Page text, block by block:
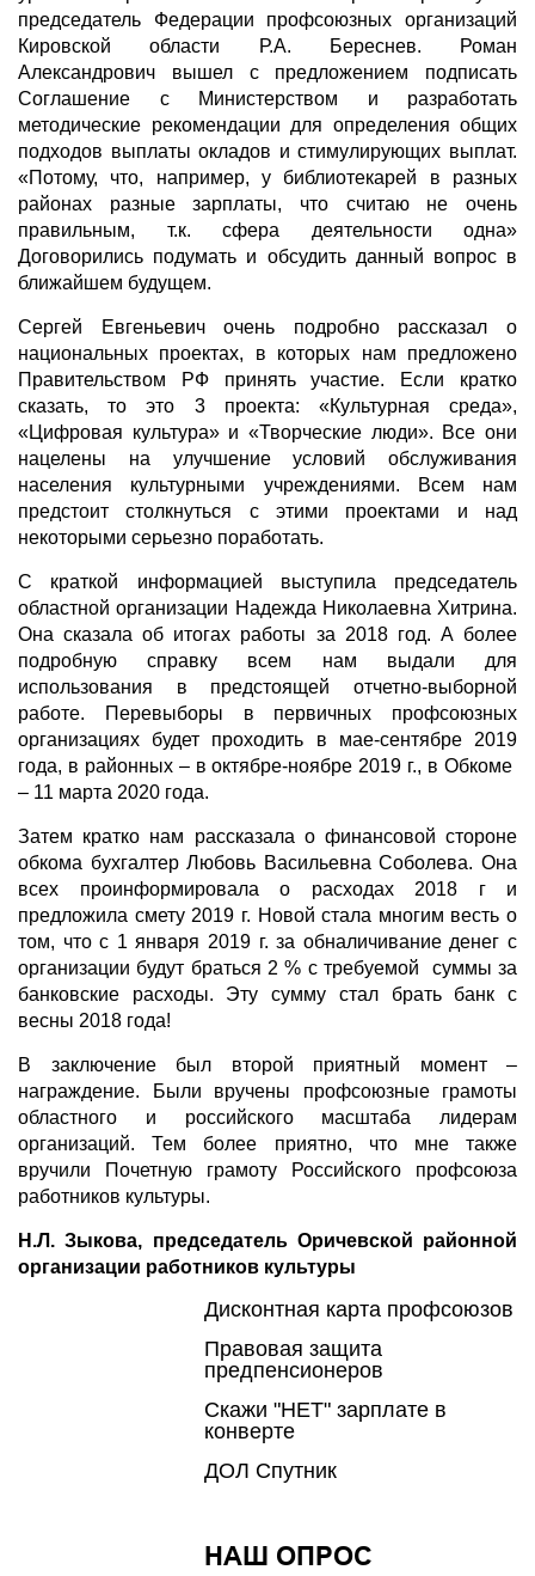
председатель Федерации профсоюзных организаций
Кировской области Р.А. Береснев. Роман
Александрович вышел с предложением подписать
Соглашение с Министерством и разработать
методические рекомендации для определения общих
подходов выплаты окладов и стимулирующих выплат.
«Потому, что, например, у библиотекарей в разных
районах разные зарплаты, что считаю не очень
правильным, т.к. сфера деятельности одна»
Договорились подумать и обсудить данный вопрос в
ближайшем будущем.
Сергей Евгеньевич очень подробно рассказал о
национальных проектах, в которых нам предложено
Правительством РФ принять участие. Если кратко
сказать, то это 3 проекта: «Культурная среда»,
«Цифровая культура» и «Творческие люди». Все они
нацелены на улучшение условий обслуживания
населения культурными учреждениями. Всем нам
предстоит столкнуться с этими проектами и над
некоторыми серьезно поработать.
С краткой информацией выступила председатель
областной организации Надежда Николаевна Хитрина.
Она сказала об итогах работы за 2018 год. А более
подробную справку всем нам выдали для
использования в предстоящей отчетно-выборной
работе. Перевыборы в первичных профсоюзных
организациях будет проходить в мае-сентябре 2019
года, в районных – в октябре-ноябре 2019 г., в Обкоме
– 11 марта 2020 года.
Затем кратко нам рассказала о финансовой стороне
обкома бухгалтер Любовь Васильевна Соболева. Она
всех проинформировала о расходах 2018 г и
предложила смету 2019 г. Новой стала многим весть о
том, что с 1 января 2019 г. за обналичивание денег с
организации будут браться 2 % с требуемой суммы за
банковские расходы. Эту сумму стал брать банк с
весны 2018 года!
В заключение был второй приятный момент –
награждение. Были вручены профсоюзные грамоты
областного и российского масштаба лидерам
организаций. Тем более приятно, что мне также
вручили Почетную грамоту Российского профсоюза
работников культуры.
Н.Л. Зыкова, председатель Оричевской районной
организации работников культуры
Дисконтная карта профсоюзов
Правовая защита
предпенсионеров
Скажи "НЕТ" зарплате в
конверте
ДОЛ Спутник
НАШ ОПРОС